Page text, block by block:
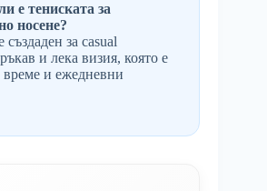
е тениската за
носене?
за casual
и лека визия, която е
време и ежедневни